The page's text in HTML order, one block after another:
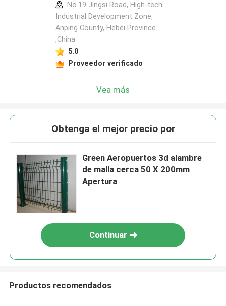
No.19 Jingsi Road, High-tech
Industrial Development Zone,
Anping County, Hebei Province
,China
5.0
Proveedor verificado
Vea más
Obtenga el mejor precio por
Green Aeropuertos 3d alambre
de malla cerca 50 X 200mm
Apertura
Continuar
Productos recomendados